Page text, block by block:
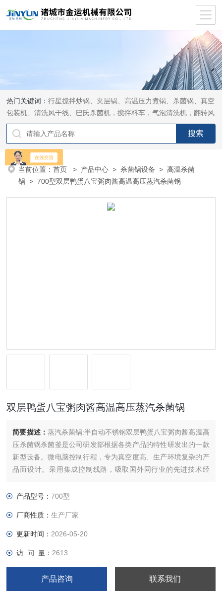
热门关键词：行星搅拌炒锅、夹层锅、高温压力煮锅、杀菌锅、真空
包装机、清洗风干线、巴氏杀菌机，搅拌料车，气泡清洗机，翻转风
干机
当前位置：首页 > 产品中心 >杀菌锅设备 >高温杀菌
锅 > 700型双层鸭蛋八宝粥肉酱高温高压蒸汽杀菌锅
双层鸭蛋八宝粥肉酱高温高压蒸汽杀菌锅
简要描述： 蒸汽杀菌锅:半自动不锈钢双层鸭蛋八宝粥肉酱高温高
压杀菌锅杀菌釜是公司研发部根据各类产品的特性研发出的一款
新型设备。微电脑控制行程，专为真空度高、生产环境复杂的产
品而设计。采用集成控制线路，吸取国外同行业的先进技术经
潮、故障率低、使用寿命长等优点
产品型号：700型
厂商性质：生产厂家
更新时间： 2026-05-20
访 问 量： 2613
产品咨询 联系我们